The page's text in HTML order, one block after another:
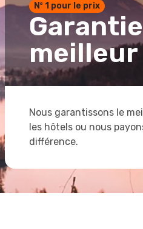
Nº 1 pour le prix
Nous garantissons le
les hôtels ou nous
différence.